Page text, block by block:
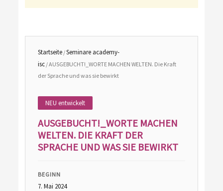
Startseite /Seminare academy-
isc / AUSGEBUCHT!_WORTE MACHEN WELTEN. Die Kraft
der Sprache und was sie bewirkt
NEU entwickelt
AUSGEBUCHT!_WORTE MACHEN
WELTEN. DIE KRAFT DER
SPRACHE UND WAS SIE BEWIRKT
BEGINN
7. Mai 2024